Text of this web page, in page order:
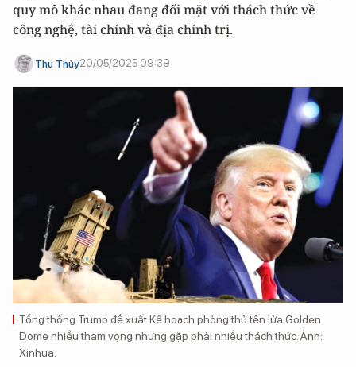
quy mô khác nhau đang đối mặt với thách thức về
công nghệ, tài chính và địa chính trị.
Thu Thủy20/05/2025 09:39
Tổng thống Trump đề xuất Kế hoạch phòng thủ tên lửa Golden
Dome nhiều tham vọng nhưng gặp phải nhiều thách thức. Ảnh:
Xinhua.